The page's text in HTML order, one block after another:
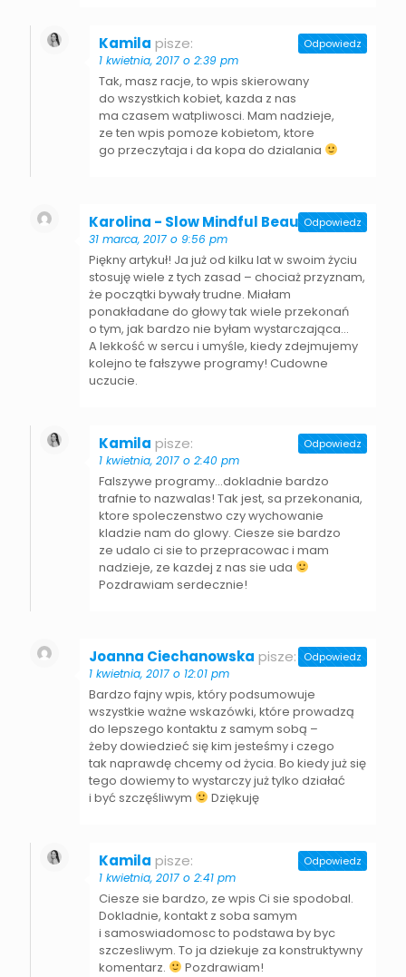
Kamila pisze:
1 kwietnia, 2017 o 2:39 pm
Tak, masz racje, to wpis skierowany
do wszystkich kobiet, kazda z nas
ma czasem watpliwosci. Mam nadzieje,
ze ten wpis pomoze kobietom, ktore
go przeczytaja i da kopa do dzialania
Odpowiedz
Karolina - Slow Mindful Beautypisze:
31 marca, 2017 o 9:56 pm
Piękny artykuł! Ja już od kilku lat w swoim życiu
stosuję wiele z tych zasad – chociaż przyznam,
że początki bywały trudne. Miałam
ponakładane do głowy tak wiele przekonań
o tym, jak bardzo nie byłam wystarczająca…
A lekkość w sercu i umyśle, kiedy zdejmujemy
kolejno te fałszywe programy! Cudowne
uczucie.
Odpowiedz
Kamila pisze:
1 kwietnia, 2017 o 2:40 pm
Falszywe programy…dokladnie bardzo
trafnie to nazwalas! Tak jest, sa przekonania,
ktore spoleczenstwo czy wychowanie
kladzie nam do glowy. Ciesze sie bardzo
ze udalo ci sie to przepracowac i mam
nadzieje, ze kazdej z nas sie uda
Pozdrawiam serdecznie!
Odpowiedz
Joanna Ciechanowska pisze:
1 kwietnia, 2017 o 12:01 pm
Bardzo fajny wpis, który podsumowuje
wszystkie ważne wskazówki, które prowadzą
do lepszego kontaktu z samym sobą –
żeby dowiedzieć się kim jesteśmy i czego
tak naprawdę chcemy od życia. Bo kiedy już się
tego dowiemy to wystarczy już tylko działać
i być szczęśliwym
Dziękuję
Odpowiedz
Kamila pisze:
1 kwietnia, 2017 o 2:41 pm
Ciesze sie bardzo, ze wpis Ci sie spodobal.
Dokladnie, kontakt z soba samym
i samoswiadomosc to podstawa by byc
szczesliwym. To ja dziekuje za konstruktywny
komentarz.
Pozdrawiam!
Odpowiedz